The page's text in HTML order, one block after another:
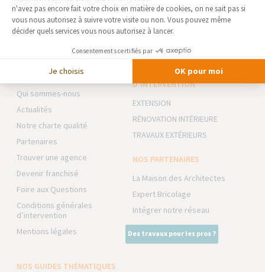
VOIR TOUS LES CONSEILS ET INFOS
AGENCE DE LILLE-NORD
Qui sommes-nous
Actualités
Notre charte qualité
Partenaires
Trouver une agence
Devenir franchisé
Foire aux Questions
Conditions générales
d’intervention
Mentions légales
NOS DOMAINES
D’INTERVENTION
EXTENSION
RÉNOVATION INTÉRIEURE
TRAVAUX EXTÉRIEURS
NOS PARTENAIRES
La Maison des Architectes
Expert Bricolage
Intégrer notre réseau
Des travaux pour les pros ?
NOS GUIDES THÉMATIQUES
n'avez pas encore fait votre choix en matière de cookies, on ne sait pas si
vous nous autorisez à suivre votre visite ou non. Vous pouvez même
décider quels services vous nous autorisez à lancer.
Consentements certifiés par
Je choisis OK pour moi
Axeptio consent